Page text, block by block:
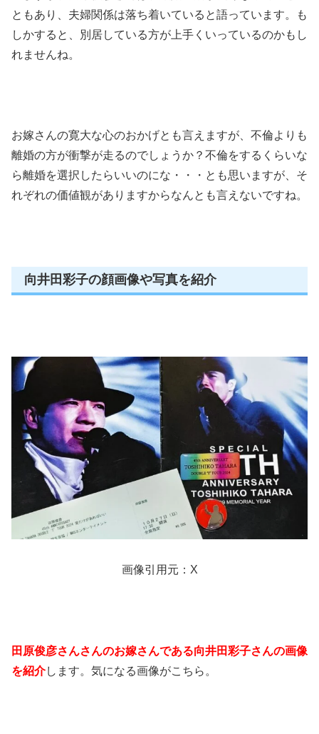
ともあり、夫婦関係は落ち着いていると語っています。も
しかすると、別居している方が上手くいっているのかもし
れませんね。
お嫁さんの寛大な心のおかげとも言えますが、不倫よりも
離婚の方が衝撃が走るのでしょうか？不倫をするくらいな
ら離婚を選択したらいいのにな・・・とも思いますが、そ
れぞれの価値観がありますからなんとも言えないですね。
向井田彩子の顔画像や写真を紹介
画像引用元：X
田原俊彦さんさんのお嫁さんである向井田彩子さんの画像
を紹介します。気になる画像がこちら。